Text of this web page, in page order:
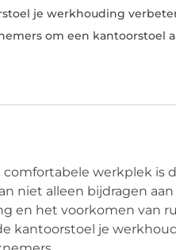
je werkhouding
om een kantoorstoel
werkplek is
niet alleen bijdragen
en het voorkomen van
kantoorstoel je